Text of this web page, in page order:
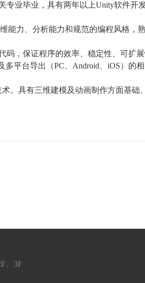
专业毕业，具有两年以上Unity软件开
能力、分析能力和规范的编程风格，
码，保证程序的效率、稳定性、可扩展
多平台导出（PC Android 、iOS）的
术。具有三维建模及动画制作方面基础
、3F